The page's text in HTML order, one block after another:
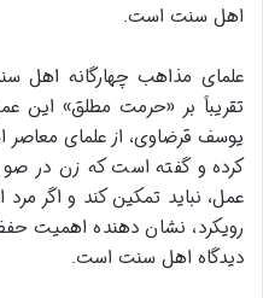
اهل سنت است.
علمای مذاهب چهارگانه اهل
تقریباً بر «حرمت مطلق» این
یوسف قرضاوی، از علمای
کرده و گفته است که زن در
عمل، نباید تمکین کند و اگر
رویکرد، نشان دهنده اهمیت
دیدگاه اهل سنت است.